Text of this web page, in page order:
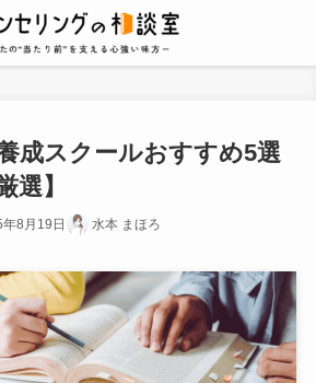
成スクールおすすめ5選
選】
8月19日 水本 まほろ